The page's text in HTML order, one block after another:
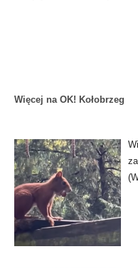
Więcej na OK! Kołobrzeg